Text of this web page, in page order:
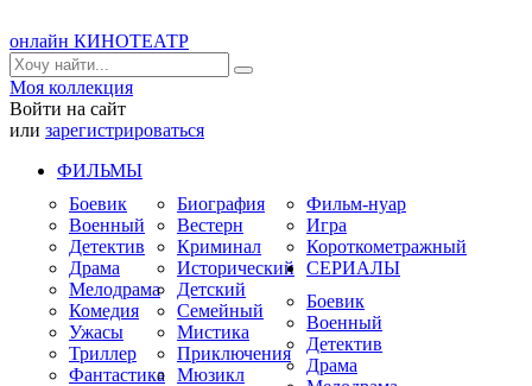
онлайн КИНОТЕАТР
Моя коллекция
Войти на сайт
или зарегистрироваться
ФИЛЬМЫ
Боевик
Военный
Детектив
Драма
Мелодрама
Комедия
Ужасы
Триллер
Фантастика
Биография
Вестерн
Криминал
Исторический
Детский
Семейный
Мистика
Приключения
Мюзикл
Фильм-нуар
Игра
Короткометражный
СЕРИАЛЫ
Боевик
Военный
Детектив
Драма